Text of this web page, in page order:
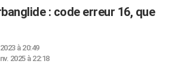
: code erreur 16, que
à 20:49
2025 à 22:18